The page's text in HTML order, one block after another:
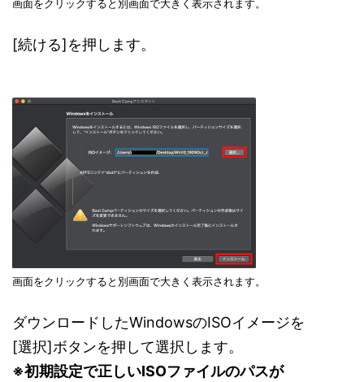
画面をクリックすると別画面で大きく表示されます。
[続ける]を押します。
画面をクリックすると別画面で大きく表示されます。
ダウンロードしたWindowsのISOイメージを
[選択]ボタンを押して選択します。
※初期設定で正しいISOファイルのパスが